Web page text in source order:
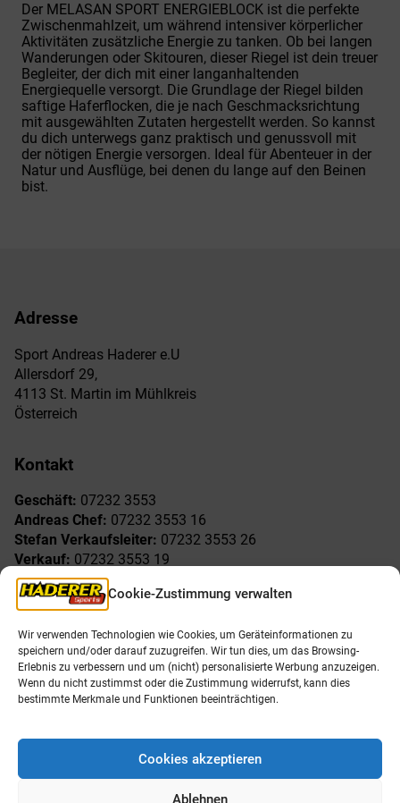
Cookie-Zustimmung verwalten
Wir verwenden Technologien wie Cookies, um Geräteinformationen zu
speichern und/oder darauf zuzugreifen. Wir tun dies, um das Browsing-
Erlebnis zu verbessern und um (nicht) personalisierte Werbung anzuzeigen.
Wenn du nicht zustimmst oder die Zustimmung widerrufst, kann dies
bestimmte Merkmale und Funktionen beeinträchtigen.
Cookies akzeptieren
Ablehnen
Der MELASAN SPORT ENERGIEBLOCK ist die perfekte
Zwischenmahlzeit, um während intensiver körperlicher
Aktivitäten zusätzliche Energie zu tanken. Ob bei langen
Wanderungen oder Skitouren, dieser Riegel ist dein treuer
Begleiter, der dich mit einer langanhaltenden
Energiequelle versorgt. Die Grundlage der Riegel bilden
saftige Haferflocken, die je nach Geschmacksrichtung
mit ausgewählten Zutaten hergestellt werden. So kannst
du dich unterwegs ganz praktisch und genussvoll mit
der nötigen Energie versorgen. Ideal für Abenteuer in der
Natur und Ausflüge, bei denen du lange auf den Beinen
bist.
Adresse
Sport Andreas Haderer e.U
Allersdorf 29,
4113 St. Martin im Mühlkreis
Österreich
Kontakt
Geschäft: 07232 3553
Andreas Chef: 07232 3553 16
Stefan Verkaufsleiter: 07232 3553 26
Verkauf: 07232 3553 19
Reklamationen:
Freude am Sport
AGB
Impressum
Datenschutzerklärung
Allgemeines
Öffnungszeiten
Unser Team